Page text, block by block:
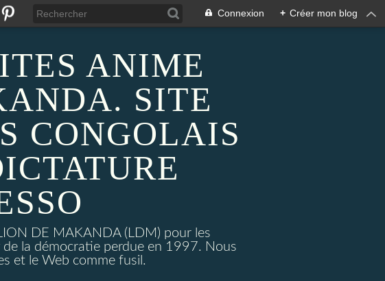
Connexion + Créer mon blog
ANIME
SITE
CONGOLAIS
DE MAKANDA (LDM) pour les
la démocratie perdue en 1997. Nous
et le Web comme fusil.